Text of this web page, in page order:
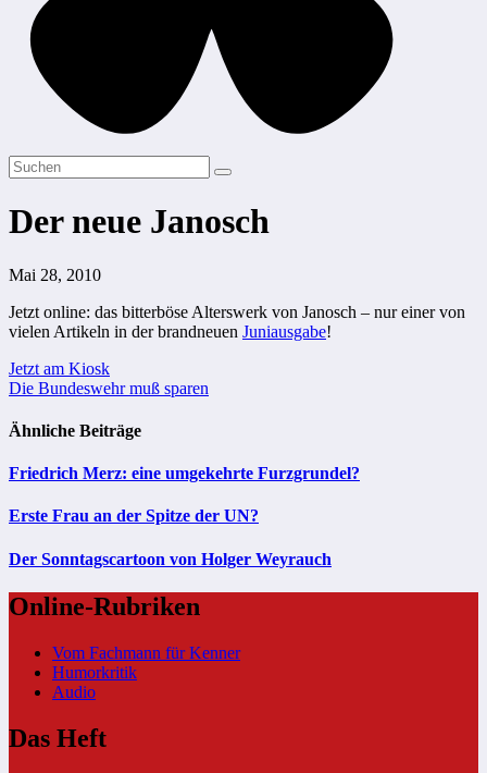
Der neue Janosch
Mai 28, 2010
Jetzt online: das bitterböse Alterswerk von Janosch – nur einer von
vielen Artikeln in der brandneuen Juniausgabe!
Beitragsnavigation
Jetzt am Kiosk
Die Bundeswehr muß sparen
Ähnliche Beiträge
Friedrich Merz: eine umgekehrte Furzgrundel?
Erste Frau an der Spitze der UN?
Der Sonntagscartoon von Holger Weyrauch
Online-Rubriken
Vom Fachmann für Kenner
Humorkritik
Audio
Das Heft